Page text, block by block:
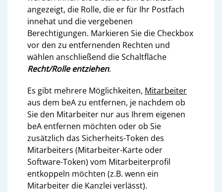
angezeigt, die Rolle, die er für Ihr Postfach
innehat und die vergebenen
Berechtigungen. Markieren Sie die Checkbox
vor den zu entfernenden Rechten und
wählen anschließend die Schaltfläche
Recht/Rolle entziehen.
Es gibt mehrere Möglichkeiten, Mitarbeiter
aus dem beA zu entfernen, je nachdem ob
Sie den Mitarbeiter nur aus Ihrem eigenen
beA entfernen möchten oder ob Sie
zusätzlich das Sicherheits-Token des
Mitarbeiters (Mitarbeiter-Karte oder
Software-Token) vom Mitarbeiterprofil
entkoppeln möchten (z.B. wenn ein
Mitarbeiter die Kanzlei verlässt).